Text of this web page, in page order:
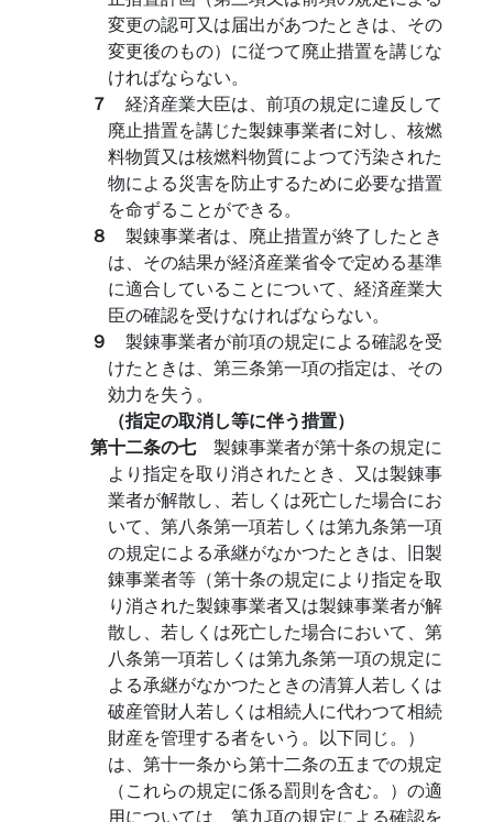
変更の認可又は届出があつたときは、その
変更後のもの）に従つて廃止措置を講じな
ければならない。
７ 経済産業大臣は、前項の規定に違反して
廃止措置を講じた製錬事業者に対し、核燃
料物質又は核燃料物質によつて汚染された
物による災害を防止するために必要な措置
を命ずることができる。
８ 製錬事業者は、廃止措置が終了したとき
は、その結果が経済産業省令で定める基準
に適合していることについて、経済産業大
臣の確認を受けなければならない。
９ 製錬事業者が前項の規定による確認を受
けたときは、第三条第一項の指定は、その
効力を失う。
（指定の取消し等に伴う措置）
第十二条の七 製錬事業者が第十条の規定に
より指定を取り消されたとき、又は製錬事
業者が解散し、若しくは死亡した場合にお
いて、第八条第一項若しくは第九条第一項
の規定による承継がなかつたときは、旧製
錬事業者等（第十条の規定により指定を取
り消された製錬事業者又は製錬事業者が解
散し、若しくは死亡した場合において、第
八条第一項若しくは第九条第一項の規定に
よる承継がなかつたときの清算人若しくは
破産管財人若しくは相続人に代わつて相続
財産を管理する者をいう。以下同じ。）
は、第十一条から第十二条の五までの規定
（これらの規定に係る罰則を含む。）の適
用については、第九項の規定による確認を